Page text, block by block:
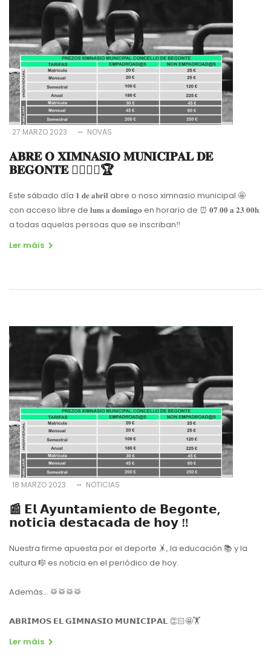
27 MARZO 2023 NOVAS
𝐀𝐁𝐑𝐄 𝐎 𝐗𝐈𝐌𝐍𝐀𝐒𝐈𝐎 𝐌𝐔𝐍𝐈𝐂𝐈𝐏𝐀𝐋 𝐃𝐄
𝐁𝐄𝐆𝐎𝐍𝐓𝐄 🤸‍♀️🏋️‍♀️🏆
Este sábado día 𝟏 𝐝𝐞 𝐚𝐛𝐫𝐢𝐥 abre o noso ximnasio municipal 🤩
con acceso libre de 𝐥𝐮𝐧𝐬 𝐚 𝐝𝐨𝐦𝐢𝐧𝐠𝐨 en horario de ⏰ 𝟎𝟕.𝟎𝟎 𝐚 𝟐𝟑.𝟎𝟎𝐡.
a todas aquelas persoas que se inscriban‼️
Ler máis
18 MARZO 2023 NOTICIAS
📰 𝗘𝗹 𝗔𝘆𝘂𝗻𝘁𝗮𝗺𝗶𝗲𝗻𝘁𝗼 𝗱𝗲 𝗕𝗲𝗴𝗼𝗻𝘁𝗲,
𝗻𝗼𝘁𝗶𝗰𝗶𝗮 𝗱𝗲𝘀𝘁𝗮𝗰𝗮𝗱𝗮 𝗱𝗲 𝗵𝗼𝘆 ‼️
Nuestra firme apuesta por el deporte 🤸, la educación 📚 y la
cultura 🎼 es noticia en el periódico de hoy.
Además... 🥁🥁🥁🥁
𝗔𝗕𝗥𝗜𝗠𝗢𝗦 𝗘𝗟 𝗚𝗜𝗠𝗡𝗔𝗦𝗜𝗢 𝗠𝗨𝗡𝗜𝗖𝗜𝗣𝗔𝗟 👏🏻🤩🏋️
Ler máis